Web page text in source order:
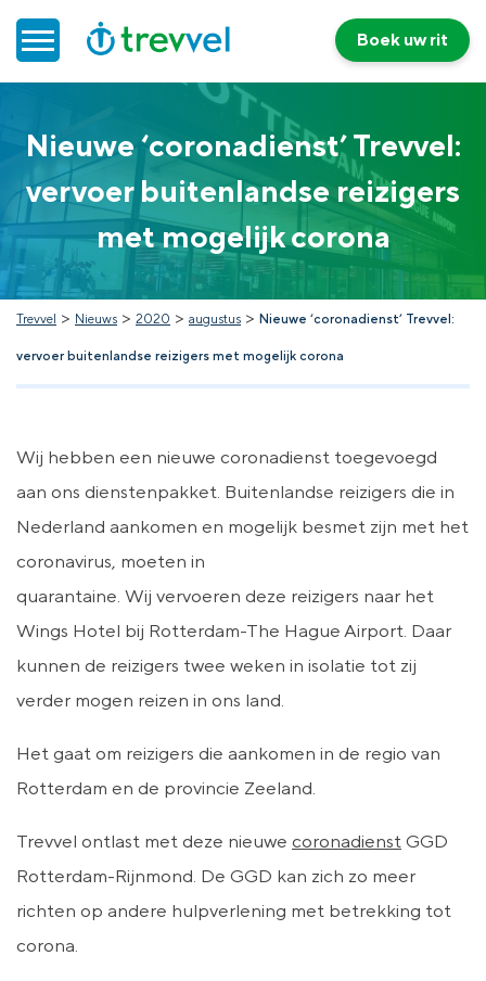
Doelgroepenvervoer
Werken bij Trevvel
Nieuws
Contact
Boek uw rit
Nieuwe ‘coronadienst’ Trevvel:
vervoer buitenlandse reizigers
met mogelijk corona
Trevvel > Nieuws > 2020 > augustus > Nieuwe ‘coronadienst’ Trevvel:
vervoer buitenlandse reizigers met mogelijk corona
Wij hebben een nieuwe coronadienst toegevoegd
aan ons dienstenpakket. Buitenlandse reizigers die in
Nederland aankomen en mogelijk besmet zijn met het
coronavirus, moeten in
quarantaine. Wij vervoeren deze reizigers naar het
Wings Hotel bij Rotterdam-The Hague Airport. Daar
kunnen de reizigers twee weken in isolatie tot zij
verder mogen reizen in ons land.
Het gaat om reizigers die aankomen in de regio van
Rotterdam en de provincie Zeeland.
Trevvel ontlast met deze nieuwe coronadienst GGD
Rotterdam-Rijnmond. De GGD kan zich zo meer
richten op andere hulpverlening met betrekking tot
corona.